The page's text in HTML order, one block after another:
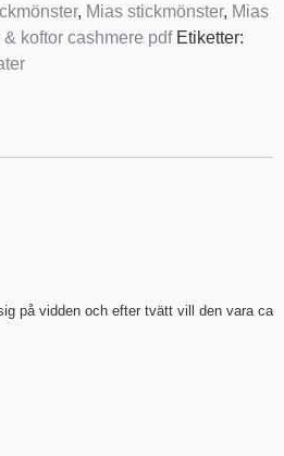
, Mias stickmönster, Mias
& koftor cashmere pdf Etiketter:
på vidden och efter tvätt vill den vara ca